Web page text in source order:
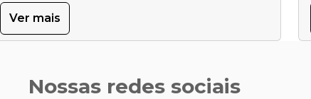
Ver mais
Nossas redes sociais